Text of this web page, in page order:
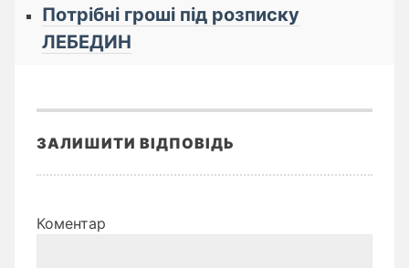
Потрібні гроші під розписку
ЛЕБЕДИН
ЗАЛИШИТИ ВІДПОВІДЬ
Коментар